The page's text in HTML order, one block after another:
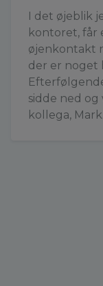
I det øjeblik
kontoret, får
øjenkontakt
der er noget
sidde ned
kollega,